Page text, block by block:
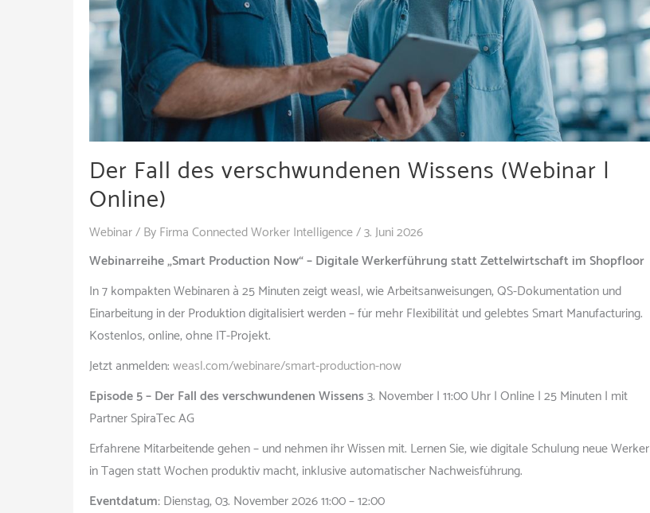
Der Fall des verschwundenen Wissens (Webinar |
Online)
Webinar/ ByFirma Connected Worker Intelligence/3. Juni 2026
Webinarreihe „Smart Production Now“ – Digitale Werkerführung statt Zettelwirtschaft im Shopfloor
In 7 kompakten Webinaren à 25 Minuten zeigt weasl, wie Arbeitsanweisungen, QS-Dokumentation und
Einarbeitung in der Produktion digitalisiert werden – für mehr Flexibilität und gelebtes Smart Manufacturing.
Kostenlos, online, ohne IT-Projekt.
Jetzt anmelden:weasl.com/webinare/smart-production-now
Episode 5 – Der Fall des verschwundenen Wissens3. November | 11:00 Uhr | Online | 25 Minuten | mit
Partner SpiraTec AG
Erfahrene Mitarbeitende gehen – und nehmen ihr Wissen mit. Lernen Sie, wie digitale Schulung neue Werker
in Tagen statt Wochen produktiv macht, inklusive automatischer Nachweisführung.
Eventdatum:Dienstag, 03. November 2026 11:00 – 12:00